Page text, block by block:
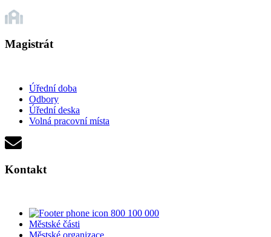
Magistrát
Úřední doba
Odbory
Úřední deska
Volná pracovní místa
Kontakt
800 100 000
Městské části